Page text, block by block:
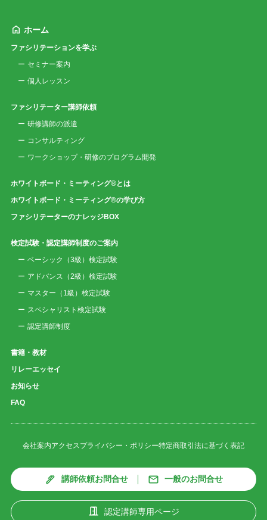
ホーム
ファシリテーションを学ぶ
セミナー案内
個人レッスン
ファシリテーター講師依頼
研修講師の派遣
コンサルティング
ワークショップ・研修のプログラム開発
ホワイトボード・ミーティング®とは
ホワイトボード・ミーティング®の学び方
ファシリテーターのナレッジBOX
検定試験・認定講師制度のご案内
ベーシック（3級）検定試験
アドバンス（2級）検定試験
マスター（1級）検定試験
スペシャリスト検定試験
認定講師制度
書籍・教材
リレーエッセイ
お知らせ
FAQ
会社案内アクセスプライバシー・ポリシー特定商取引法に基づく表記
講師依頼お問合せ 一般のお問合せ
認定講師専用ページ